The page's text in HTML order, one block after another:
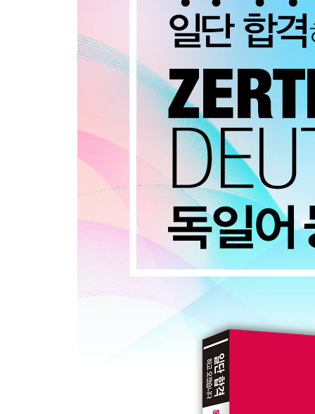
Lektion 14 약속 정하기 einen Termin vereinbaren
부사구: ~에도 불구하고 Konzessive Angaben
Lektion 15 주제에 대한 의견 말하기 personliche
부사구와 부사절 Angaben und Adverbialsatze
Lektion 16 주제 발표하기 ein Thema prasentieren
간접의문문 Indirekter Fragesatz / dass-Satz
Lektion 17 친구와 약속하기 eine Verabredungen
dass-절 dass-Satz
Kapitel 3 주제별 필수 표현
Lektion 18 대학 공부와 외국어 Studium und
과거시제 die Vergangenheitsform
Lektion 19 가정과 사회 Familie und Gesellschaft
관계절 Relativsatz
Lektion 20 운동과 건강 Sport und Gesundheit
Lektion 21 여가 시간, 휴가, 서비스 Freizeit,
접속법 Ⅱ konjunktiv Ⅱ
Lektion 22 주거, 식생활, 쇼핑 Wohnen,
전치사를 필요로 하는 동사 Verben mit fester